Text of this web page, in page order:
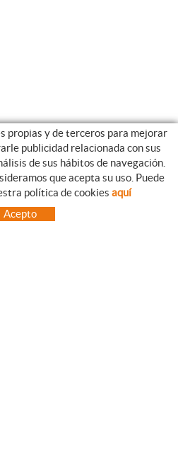
COMPRA
SUS PEDIDOS
FRECUENTES
propias y de terceros para mejorar
publicidad relacionada con sus
de sus hábitos de navegación.
que acepta su uso. Puede
política de cookies aquí
Acepto